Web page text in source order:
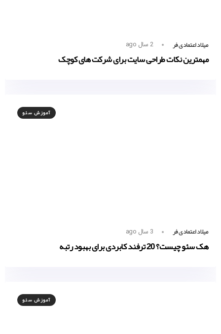
میلاد اعتمادی فر 2 سال ago
مهمترین نکات طراحی سایت برای شرکت های کوچک
آموزش سئو
میلاد اعتمادی فر 3 سال ago
هک سئو چیست؟ 20 ترفند کابردی برای بهبود رتبه
آموزش سئو